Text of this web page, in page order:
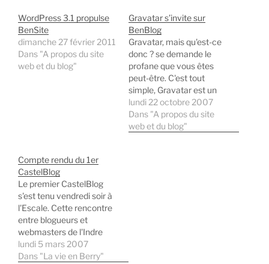
WordPress 3.1 propulse
BenSite
dimanche 27 février 2011
Dans "A propos du site
web et du blog"
Gravatar s’invite sur
BenBlog
Gravatar, mais qu'est-ce
donc ? se demande le
profane que vous êtes
peut-être. C'est tout
simple, Gravatar est un
service en ligne qui
permet d'attribuer un
avatar à son adresse e-
lundi 22 octobre 2007
Dans "A propos du site
web et du blog"
Compte rendu du 1er
CastelBlog
Le premier CastelBlog
s'est tenu vendredi soir à
l'Escale. Cette rencontre
entre blogueurs et
webmasters de l'Indre
était la première du genre
dans notre département.
lundi 5 mars 2007
Dans "La vie en Berry"